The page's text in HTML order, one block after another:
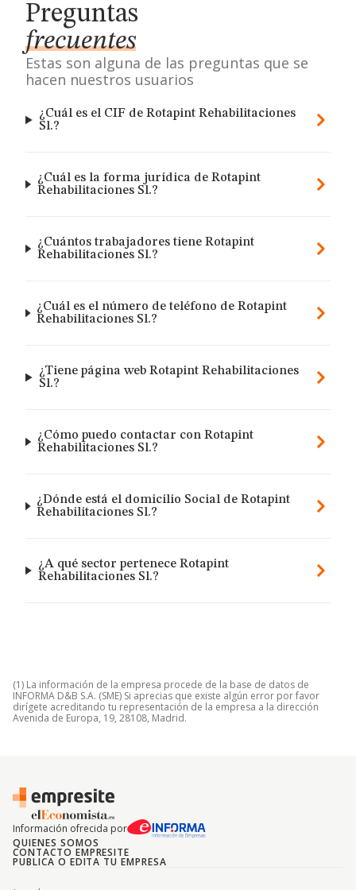
Preguntas
frecuentes
Estas son alguna de las preguntas que se
hacen nuestros usuarios
¿Cuál es el CIF de Rotapint Rehabilitaciones
Sl.?
¿Cuál es la forma jurídica de Rotapint
Rehabilitaciones Sl.?
¿Cuántos trabajadores tiene Rotapint
Rehabilitaciones Sl.?
¿Cuál es el número de teléfono de Rotapint
Rehabilitaciones Sl.?
¿Tiene página web Rotapint Rehabilitaciones
Sl.?
¿Cómo puedo contactar con Rotapint
Rehabilitaciones Sl.?
¿Dónde está el domicilio Social de Rotapint
Rehabilitaciones Sl.?
¿A qué sector pertenece Rotapint
Rehabilitaciones Sl.?
(1) La información de la empresa procede de la base de datos de
INFORMA D&B S.A. (SME) Si aprecias que existe algún error por favor
dirígete acreditando tu representación de la empresa a la dirección
Avenida de Europa, 19, 28108, Madrid.
Información ofrecida por
QUIENES SOMOS
CONTACTO EMPRESITE
PUBLICA O EDITA TU EMPRESA